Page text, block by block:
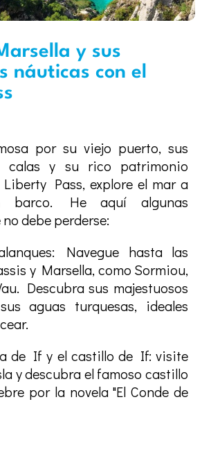
y sus
náuticas con el
por su viejo puerto, sus
calas y su rico patrimonio
Pass, explore el mar a
barco. He aquí algunas
debe perderse:
Navegue hasta las
y Marsella, como Sormiou,
Descubra sus majestuosos
aguas turquesas, ideales
de If y el castillo de If: visite
y descubra el famoso castillo
por la novela "El Conde de